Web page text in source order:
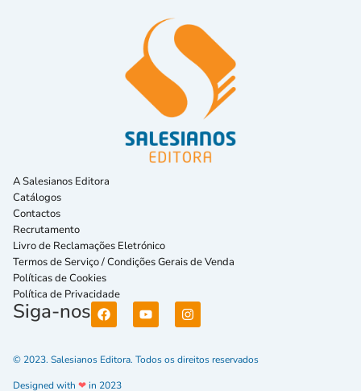
A Salesianos Editora
Catálogos
Contactos
Recrutamento
Livro de Reclamações Eletrónico
Termos de Serviço / Condições Gerais de Venda
Políticas de Cookies
Política de Privacidade
Siga-nos
© 2023. Salesianos Editora. Todos os direitos reservados
Designed with ❤in 2023